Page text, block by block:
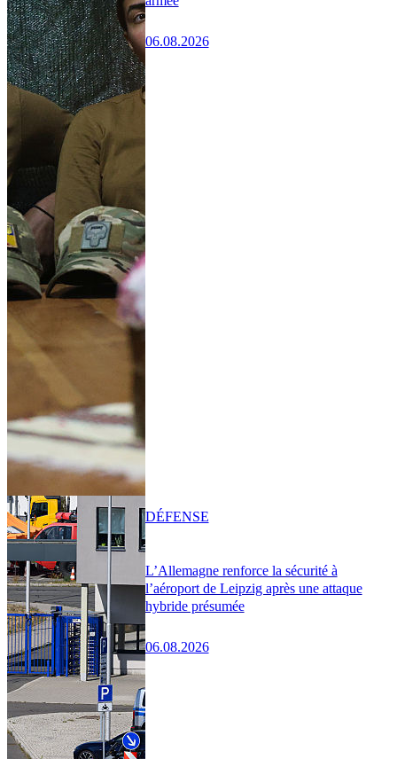
06.08.2026
L’Allemagne renforce la sécurité à
l’aéroport de Leipzig après une attaque
hybride présumée
06.08.2026
DÉFENSE